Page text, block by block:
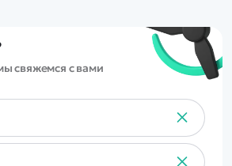
свяжемся с вами